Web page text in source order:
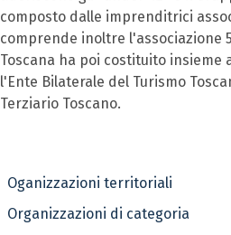
composto dalle imprenditrici
comprende inoltre l'associazione
Toscana ha poi costituito insieme
l'Ente Bilaterale del Turismo
Terziario Toscano.
Oganizzazioni territoriali
Organizzazioni di categoria